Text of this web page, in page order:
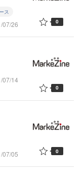
ス
07/26 0
07/14
0
07/05 0